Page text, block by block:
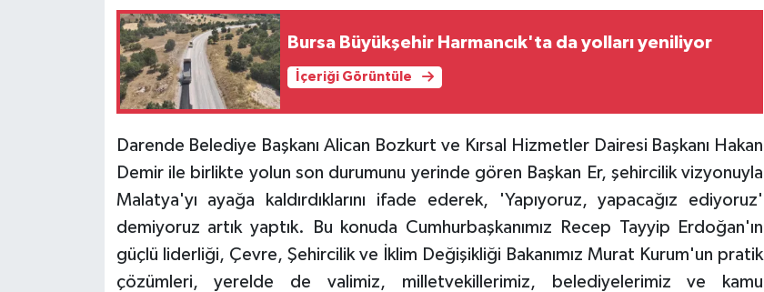
Bursa Büyükşehir Harmancık'ta da yolları yeniliyor
İçeriği Görüntüle
Darende Belediye Başkanı Alican Bozkurt ve Kırsal Hizmetler Dairesi Başkanı Hakan
Demir ile birlikte yolun son durumunu yerinde gören Başkan Er, şehircilik vizyonuyla
Malatya'yı ayağa kaldırdıklarını ifade ederek, 'Yapıyoruz, yapacağız ediyoruz'
demiyoruz artık yaptık. Bu konuda Cumhurbaşkanımız Recep Tayyip Erdoğan'ın
güçlü liderliği, Çevre, Şehircilik ve İklim Değişikliği Bakanımız Murat Kurum'un pratik
çözümleri, yerelde de valimiz, milletvekillerimiz, belediyelerimiz ve kamu